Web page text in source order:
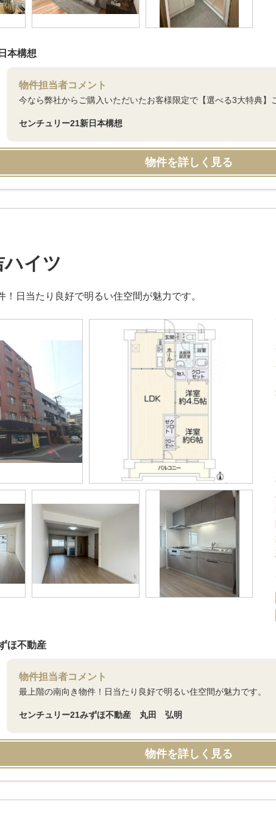
本構想
物件担当者コメント
今なら弊社からご購入いただいたお客様限定で【選べる3大特典】
センチュリー21新日本構想
物件を詳しく見る
ハイツ
！日当たり良好で明るい住空間が魅力です。
ほ不動産
物件担当者コメント
最上階の南向き物件！日当たり良好で明るい住空間が魅力です。
センチュリー21みずほ不動産 丸田 弘明
物件を詳しく見る